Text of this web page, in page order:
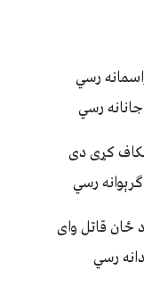
رسي
رسي
كړى دى
رسي
قاتل واى
رسي